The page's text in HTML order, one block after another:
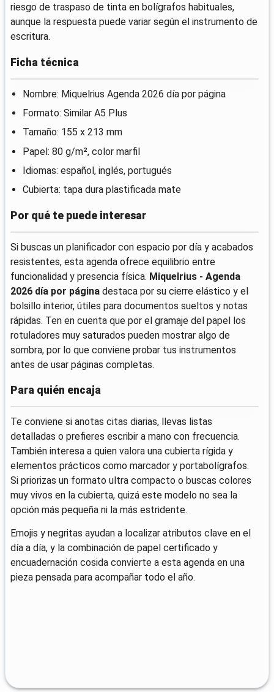
riesgo de traspaso de tinta en bolígrafos habituales,
aunque la respuesta puede variar según el instrumento de
escritura.
Ficha técnica
Nombre: Miquelrius Agenda 2026 día por página
Formato: Similar A5 Plus
Tamaño: 155 x 213 mm
Papel: 80 g/m², color marfil
Idiomas: español, inglés, portugués
Cubierta: tapa dura plastificada mate
Por qué te puede interesar
Si buscas un planificador con espacio por día y acabados
resistentes, esta agenda ofrece equilibrio entre
funcionalidad y presencia física. Miquelrius - Agenda
2026 día por página destaca por su cierre elástico y el
bolsillo interior, útiles para documentos sueltos y notas
rápidas. Ten en cuenta que por el gramaje del papel los
rotuladores muy saturados pueden mostrar algo de
sombra, por lo que conviene probar tus instrumentos
antes de usar páginas completas.
Para quién encaja
Te conviene si anotas citas diarias, llevas listas
detalladas o prefieres escribir a mano con frecuencia.
También interesa a quien valora una cubierta rígida y
elementos prácticos como marcador y portabolígrafos.
Si priorizas un formato ultra compacto o buscas colores
muy vivos en la cubierta, quizá este modelo no sea la
opción más pequeña ni la más estridente.
Emojis y negritas ayudan a localizar atributos clave en el
día a día, y la combinación de papel certificado y
encuadernación cosida convierte a esta agenda en una
pieza pensada para acompañar todo el año.